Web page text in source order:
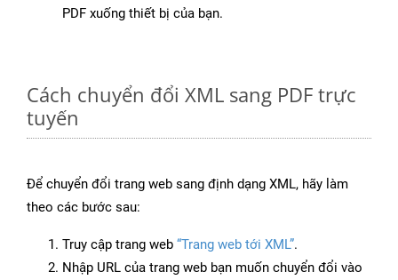
PDF xuống thiết bị của bạn.
Cách chuyển đổi XML sang PDF trực
tuyến
Để chuyển đổi trang web sang định dạng XML, hãy làm
theo các bước sau:
Truy cập trang web “Trang web tới XML”.
Nhập URL của trang web bạn muốn chuyển đổi vào